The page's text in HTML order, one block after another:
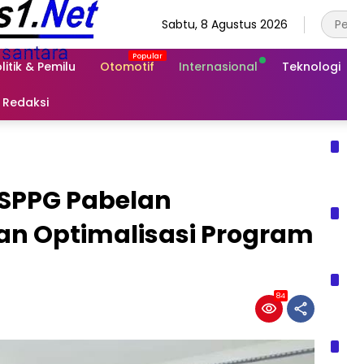
Sabtu, 8 Agustus 2026
& Pemilu Otomotif Internasional Teknologi
Redaksi
Pabelan
Optimalisasi Program
84